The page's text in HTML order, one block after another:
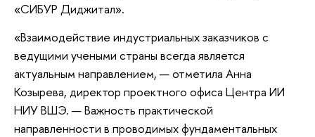
«СИБУР Диджитал».
«Взаимодействие индустриальных заказчиков с
ведущими учеными страны всегда является
актуальным направлением, — отметила Анна
Козырева, директор проектного офиса Центра ИИ
НИУ ВШЭ. — Важность практической
направленности в проводимых фундаментальных